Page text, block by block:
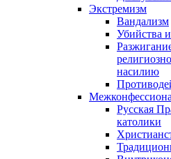
Экстремизм
Вандализм
Убийства
насилию
Русская
католики